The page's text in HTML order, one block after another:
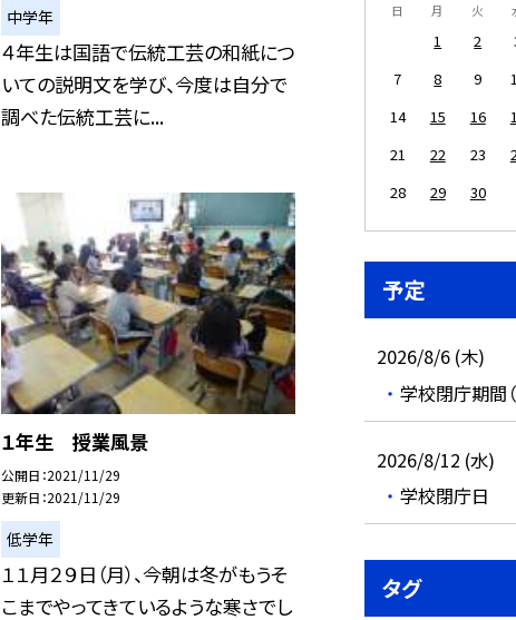
中学年
４年生は国語で伝統工芸の和紙につ
いての説明文を学び、今度は自分で
調べた伝統工芸に...
１年生 授業風景
公開日 2021/11/29
更新日 2021/11/29
低学年
１１月２９日（月）、今朝は冬がもうそ
こまでやってきているような寒さでし
日 月 火
1 2
7
8 9
14
15 16
21
22 23
28
29 30
予定
2026/8/6 (木)
学校閉庁期間
2026/8/12 (水)
学校閉庁日
タグ